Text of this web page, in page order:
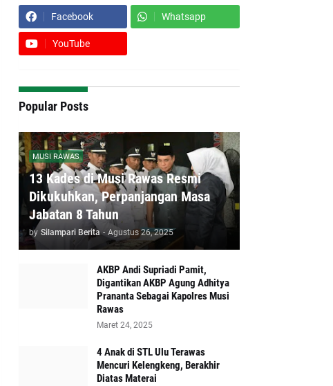
Facebook Whatsapp
YouTube
Popular Posts
MUSI RAWAS
13 Kades di Musi Rawas Resmi
Dikukuhkan, Perpanjangan Masa
Jabatan 8 Tahun
by Silampari Berita - Agustus 26, 2025
AKBP Andi Supriadi Pamit,
Digantikan AKBP Agung Adhitya
Prananta Sebagai Kapolres Musi
Rawas
Maret 24, 2025
4 Anak di STL Ulu Terawas
Mencuri Kelengkeng, Berakhir
Diatas Materai